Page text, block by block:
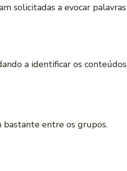
solicitadas a evocar palavras
a identificar os conteúdos
bastante entre os grupos.